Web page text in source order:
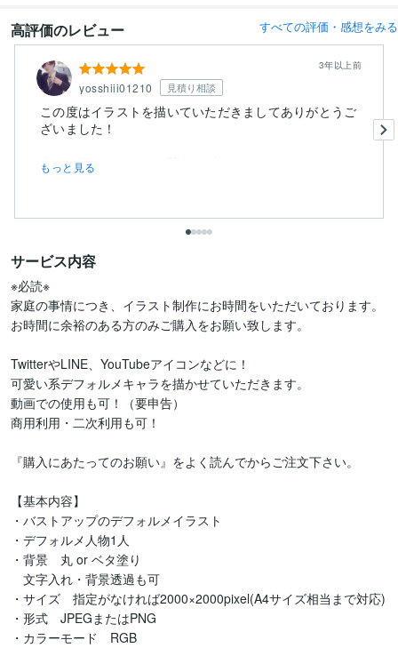
高評価のレビュー すべての評価・感想をみる
yosshiii01210 見積り相談
3年以上前
この度はイラストを描いていただきましてありがとうご
ざいました！
色々お願いしたのにも関わらず
もっと見る
サービス内容
※必読※
家庭の事情につき、イラスト制作にお時間をいただいております。
お時間に余裕のある方のみご購入をお願い致します。
TwitterやLINE、YouTubeアイコンなどに！
可愛い系デフォルメキャラを描かせていただきます。
動画での使用も可！（要申告）
商用利用・二次利用も可！
『購入にあたってのお願い』をよく読んでからご注文下さい。
【基本内容】
・バストアップのデフォルメイラスト
・デフォルメ人物1人
・背景　丸 or ベタ塗り
文字入れ・背景透過も可
・サイズ　指定がなければ2000×2000pixel(A4サイズ相当まで対応)
・形式　JPEGまたはPNG
・カラーモード　RGB